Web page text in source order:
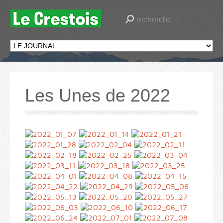
Les Unes de 2022